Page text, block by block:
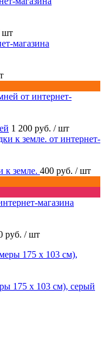
шт
1 200 руб. / шт
к земле. 400 руб. / шт
руб. / шт
175 x 103 см), серый